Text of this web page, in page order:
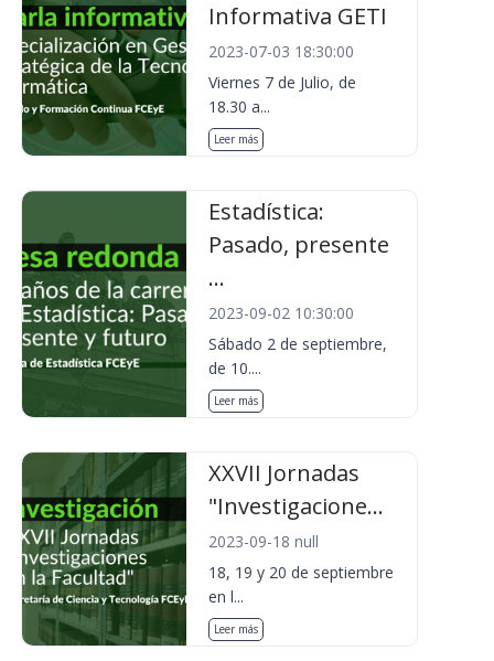
Informativa GETI
2023-07-03 18:30:00
Viernes 7 de Julio, de
18.30 a...
Leer más
Estadística:
Pasado, presente
...
2023-09-02 10:30:00
Sábado 2 de septiembre,
de 10....
Leer más
XXVII Jornadas
"Investigacione...
2023-09-18 null
18, 19 y 20 de septiembre
en l...
Leer más